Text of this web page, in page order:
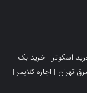
اسکوتر | خرید بک
تهران | اجاره کلایمر |